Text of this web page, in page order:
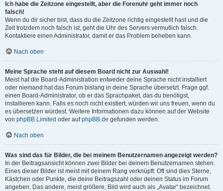
Ich habe die Zeitzone eingestellt, aber die Forenuhr geht immer noch
falsch!
Wenn du dir sicher bist, dass du die Zeitzone richtig eingestellt hast und die
Zeit trotzdem noch falsch ist, geht die Uhr des Servers vermutlich falsch.
Kontaktiere einen Administrator, damit er das Problem beheben kann.
Nach oben
Meine Sprache steht auf diesem Board nicht zur Auswahl!
Meist hat die Board-Administration entweder deine Sprache nicht installiert
oder niemand hat das Forum bislang in deine Sprache übersetzt. Frage ggf.
einen Board-Administrator, ob er das Sprachpaket, das du benötigst,
installieren kann. Falls es noch nicht existiert, würden wir uns freuen, wenn du
es übersetzen würdest. Weitere Informationen dazu können auf der Website
von phpBB Limited oder aufphpBB.de gefunden werden.
Nach oben
Was sind das für Bilder, die bei meinem Benutzernamen angezeigt werden?
In der Beitragsansicht können zwei Bilder bei deinem Benutzernamen stehen.
Eines dieser Bilder ist meist mit deinem Rang verknüpft: Oft sind dies Sterne,
Kästchen oder Punkte, die deine Beitragszahl oder deinen Status im Forum
angeben. Das andere, meist größere, Bild wird auch als „Avatar“ bezeichnet.